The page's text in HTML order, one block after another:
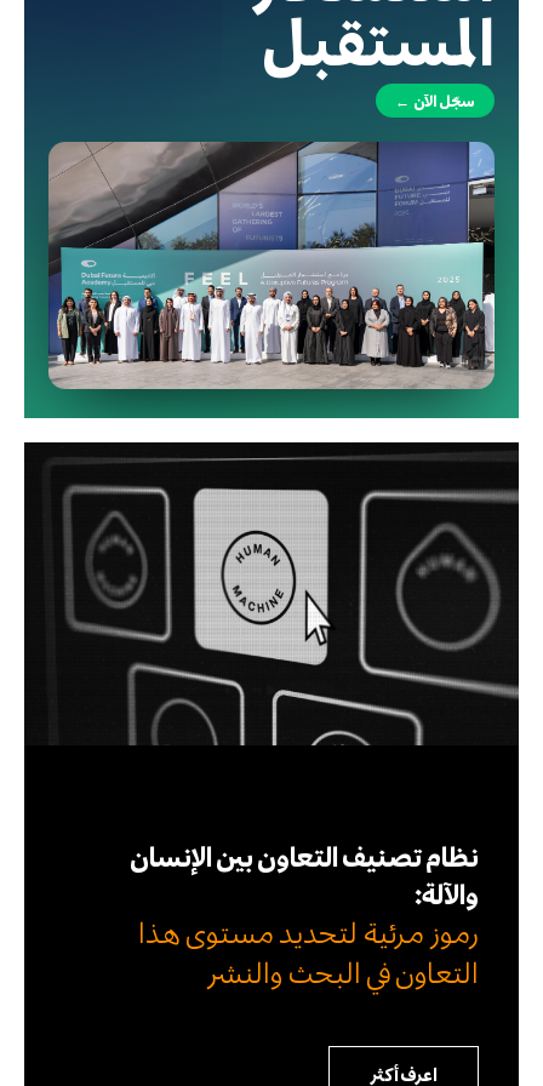
المستقبل
سجّل الآن ←
نظام تصنيف التعاون بين الإنسان
والآلة:
رموز مرئية لتحديد مستوى هذا
التعاون في البحث والنشر
اعرف أكثر